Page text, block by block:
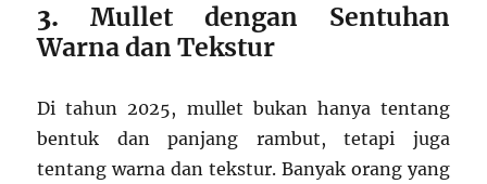
3.Mullet dengan Sentuhan
Warna dan Tekstur
Di tahun 2025, mullet bukan hanya tentang
bentuk dan panjang rambut, tetapi juga
tentang warna dan tekstur. Banyak orang yang